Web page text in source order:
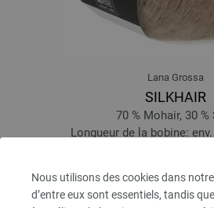
Nous utilisons des cookies dans
d’entre eux sont essentiels, tandis
Lana Grossa
SILKHAIR
70 % Mohair, 30 %
Longueur de la bobine:
7,73 $ - 9,73 $
hors TVA, frais de port en sus, Prix de base: